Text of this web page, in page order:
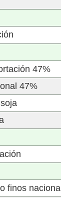
47%
47%
finos nacional